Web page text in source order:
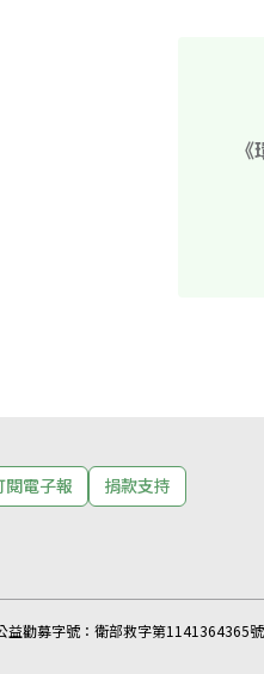
閱電子報 捐款支持
益勸募字號： 衛部救字第1141364365號